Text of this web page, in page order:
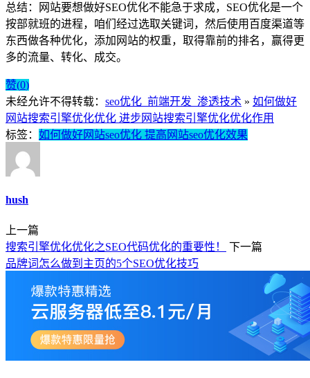
总结：
网站要想做好SEO优化不能急于求成，SEO优化是一个
按部就班的进程，咱们经过选取关键词，然后使用百度渠道等
东西做各种优化，添加网站的权重，取得靠前的排名，赢得更
多的流量、转化、成交。
赞(0)
未经允许不得转载： seo优化_前端开发_渗透技术 » 如何做好
网站搜索引擎优化优化 进步网站搜索引擎优化优化作用
标签： 如何做好网站seo优化 提高网站seo优化效果
hush
上一篇
搜索引擎优化优化之SEO代码优化的重要性！
下一篇
品牌词怎么做到主页的5个SEO优化技巧